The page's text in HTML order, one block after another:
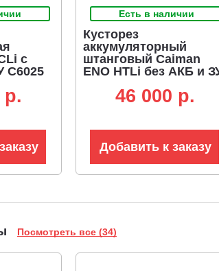
с
C6025
2,4 мм,
p.
Есть в наличии
Кусторез
аккумуляторный
штанговый Caiman
ENO HTLi без АКБ и
Connect, ножи 53 см.,
шаг 38 мм., штанга 122
46 000 p.
Добавить к заказу
Посмотреть все (34)